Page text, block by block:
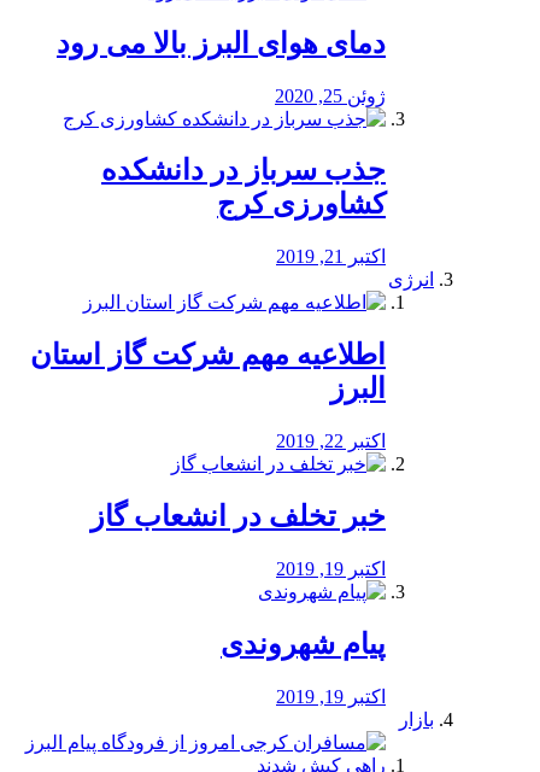
دمای هوای البرز بالا می رود
ژوئن 25, 2020
جذب سرباز در دانشکده
کشاورزی کرج
اکتبر 21, 2019
انرژی
️اطلاعیه مهم شرکت گاز استان
البرز
اکتبر 22, 2019
خبر تخلف در انشعاب گاز
اکتبر 19, 2019
پیام شهروندی
اکتبر 19, 2019
بازار